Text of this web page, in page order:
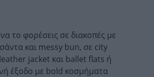
το φορέσεις σε διακοπές με
και messy bun, σε city
jacket και ballet flats ή
έξοδο με bold κοσμήματα